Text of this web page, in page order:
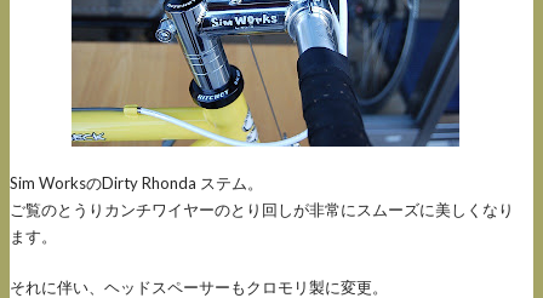
Sim WorksのDirty Rhonda ステム。
ご覧のとうりカンチワイヤーのとり回しが非常にスムーズに美しくなり
ます。
それに伴い、ヘッドスペーサーもクロモリ製に変更。